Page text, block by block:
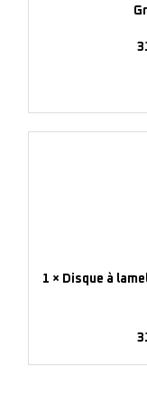
1 × Disque à